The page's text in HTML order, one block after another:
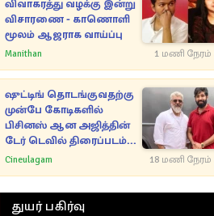
விவாகரத்து வழக்கு இன்று
விசாரணை - காணொளி
மூலம் ஆஜராக வாய்ப்பு
Manithan 1 மணி
ஷுட்டிங் தொடங்குவதற்கு
முன்பே கோடிகளில்
பிசினஸ் ஆன அஜித்தின்
டேர் டெவில் திரைப்படம்...
Cineulagam 18 மணி
துயர் பகிர்வு